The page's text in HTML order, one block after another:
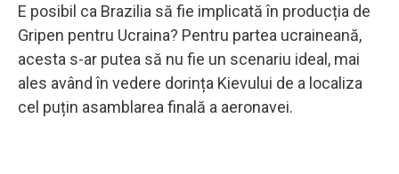
E posibil ca Brazilia să fie implicată în producția de
Gripen pentru Ucraina? Pentru partea ucraineană,
acesta s-ar putea să nu fie un scenariu ideal, mai
ales având în vedere dorința Kievului de a localiza
cel puțin asamblarea finală a aeronavei.